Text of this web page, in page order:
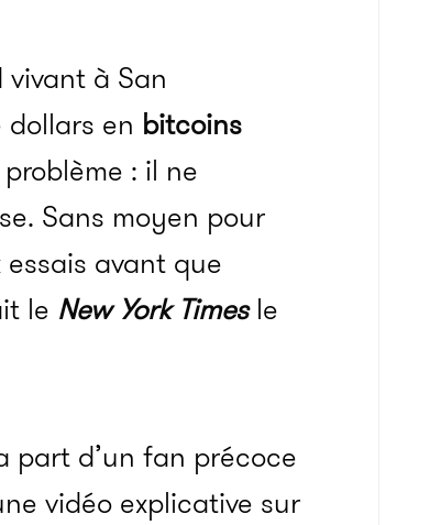
à San
en bitcoins
: il ne
Sans moyen pour
avant que
le New York Timesle
part d’un fan précoce
vidéo explicative sur